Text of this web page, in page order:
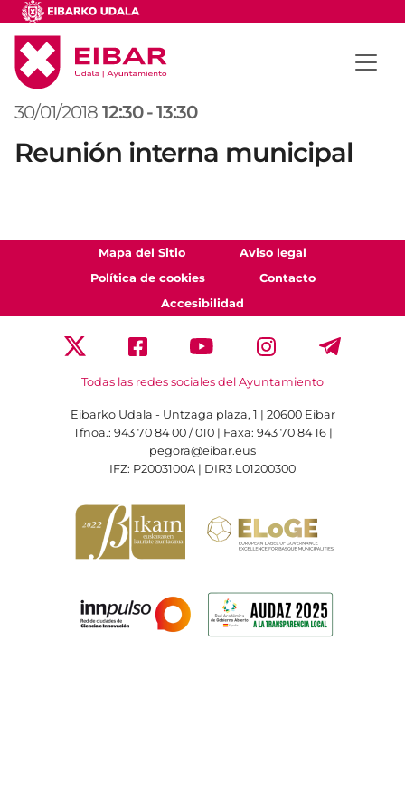
30/01/2018 12:30 -13:30
Reunión interna municipal
Mapa del Sitio
Aviso legal
Política de cookies
Contacto
Accesibilidad
Todas las redes sociales del Ayuntamiento
Eibarko Udala - Untzaga plaza, 1 | 20600 Eibar
Tfnoa.: 943 70 84 00 / 010 | Faxa: 943 70 84 16 |
pegora@eibar.eus
IFZ: P2003100A | DIR3 L01200300